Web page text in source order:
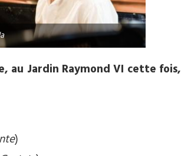
au Jardin Raymond VI cette fois,
)